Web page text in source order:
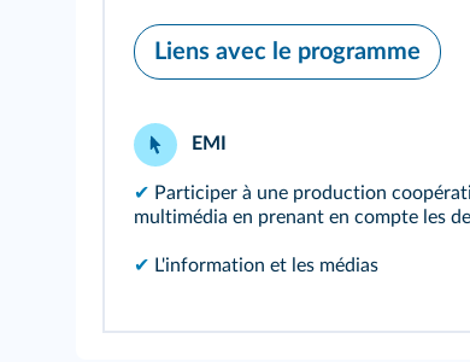
Liens avec le programme
EMI
✔ Participer à une production
multimédia en prenant en compte les
✔ L'information et les médias